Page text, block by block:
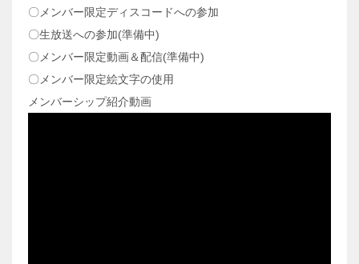
〇メンバー限定ディスコードへの参加
〇生放送への参加(準備中)
〇メンバー限定動画＆配信(準備中)
〇メンバー限定絵文字の使用
メンバーシップ紹介動画